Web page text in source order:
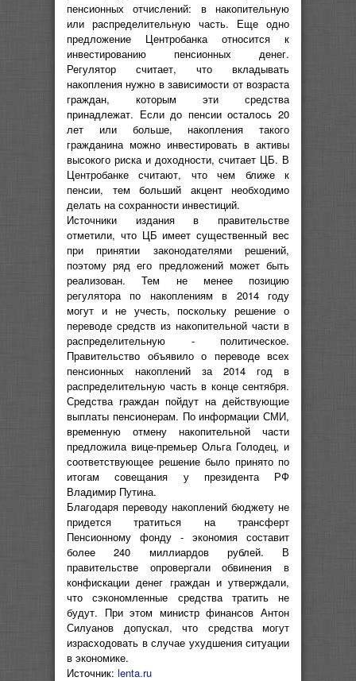
пенсионных отчислений: в накопительную
или распределительную часть. Еще одно
предложение Центробанка относится к
инвестированию пенсионных денег.
Регулятор считает, что вкладывать
накопления нужно в зависимости от возраста
граждан, которым эти средства
принадлежат. Если до пенсии осталось 20
лет или больше, накопления такого
гражданина можно инвестировать в активы
высокого риска и доходности, считает ЦБ. В
Центробанке считают, что чем ближе к
пенсии, тем больший акцент необходимо
делать на сохранности инвестиций.
Источники издания в правительстве
отметили, что ЦБ имеет существенный вес
при принятии законодателями решений,
поэтому ряд его предложений может быть
реализован. Тем не менее позицию
регулятора по накоплениям в 2014 году
могут и не учесть, поскольку решение о
переводе средств из накопительной части в
распределительную - политическое.
Правительство объявило о переводе всех
пенсионных накоплений за 2014 год в
распределительную часть в конце сентября.
Средства граждан пойдут на действующие
выплаты пенсионерам. По информации СМИ,
временную отмену накопительной части
предложила вице-премьер Ольга Голодец, и
соответствующее решение было принято по
итогам совещания у президента РФ
Владимир Путина.
Благодаря переводу накоплений бюджету не
придется тратиться на трансферт
Пенсионному фонду - экономия составит
более 240 миллиардов рублей. В
правительстве опровергали обвинения в
конфискации денег граждан и утверждали,
что сэкономленные средства тратить не
будут. При этом министр финансов Антон
Силуанов допускал, что средства могут
израсходовать в случае ухудшения ситуации
в экономике.
Источник: lenta.ru